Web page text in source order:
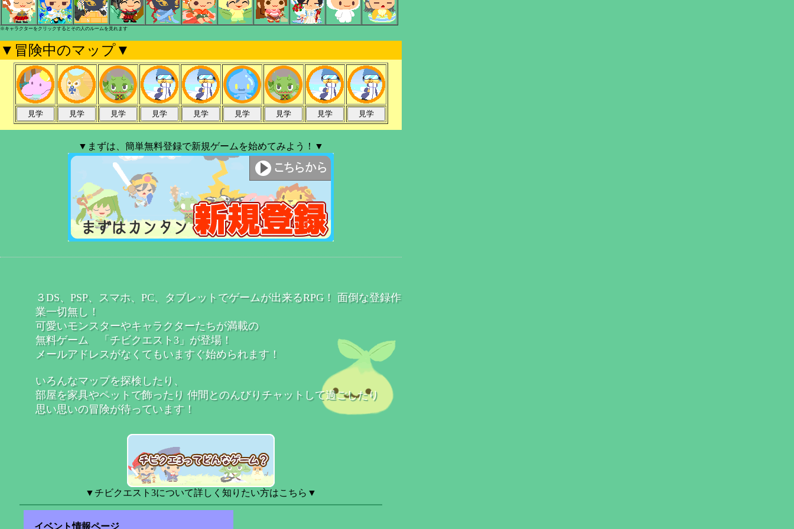
※キャラクターをクリックするとその人のルームを見れます
▼冒険中のマップ▼
▼まずは、簡単無料登録で新規ゲームを始めてみよう！▼
３DS、PSP、スマホ、PC、タブレットでゲームが出来るRPG！ 面倒な登録作
業一切無し！
可愛いモンスターやキャラクターたちが満載の
無料ゲーム 「チビクエスト3」が登場！
メールアドレスがなくてもいますぐ始められます！
いろんなマップを探検したり、
部屋を家具やペットで飾ったり 仲間とのんびりチャットして過ごしたり
思い思いの冒険が待っています！
▼チビクエスト3について詳しく知りたい方はこちら▼
イベント情報ページ